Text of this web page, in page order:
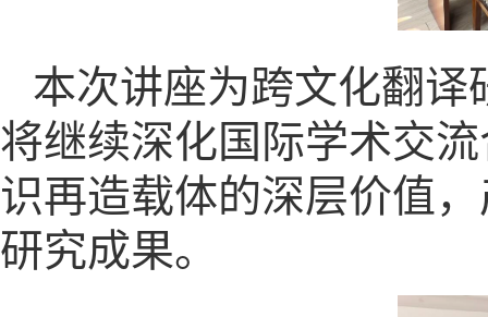
本次讲座为跨文化翻
将继续深化国际学术交
识再造载体的深层价值
研究成果。